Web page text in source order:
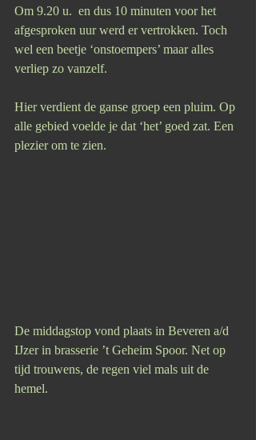
Om 9.20 u.  en dus 10 minuten voor het
afgesproken uur werd er vertrokken. Toch
wel een beetje ‘onstoempers’ maar alles
verliep zo vanzelf.
Hier verdient de ganse groep een pluim. Op
alle gebied voelde je dat ‘het’ goed zat. Een
plezier om te zien.
De middagstop vond plaats in Beveren a/d
IJzer in brasserie ’t Geheim Spoor. Net op
tijd trouwens, de regen viel mals uit de
hemel.